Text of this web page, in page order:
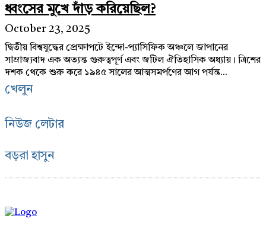
ধ্বংসের মুখে দাঁড় করিয়েছিল?
October 23, 2025
দ্বিতীয় বিশ্বযুদ্ধের প্রেক্ষাপটে ইন্দো-প্যাসিফিক অঞ্চলে জাপানের
সাম্রাজ্যবাদ এক অত্যন্ত গুরুত্বপূর্ণ এবং জটিল ঐতিহাসিক অধ্যায়। ত্রিশের
দশক থেকে শুরু করে ১৯৪৫ সালের আত্মসমর্পণের আগ পর্যন্ত...
খেলুন
নিউজ লেটার
বড়রা হাসুন